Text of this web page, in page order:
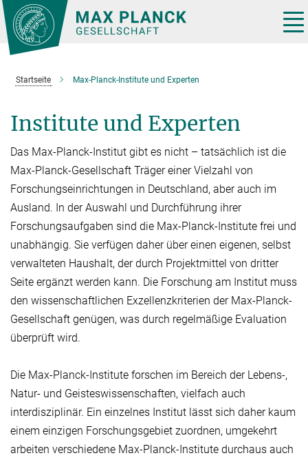
Hauptinhalt
Startseite Max-Planck-Institute und Experten
Institute und Experten
Das Max-Planck-Institut gibt es nicht – tatsächlich ist die
Max-Planck-Gesellschaft Träger einer Vielzahl von
Forschungseinrichtungen in Deutschland, aber auch im
Ausland. In der Auswahl und Durchführung ihrer
Forschungsaufgaben sind die Max-Planck-Institute frei und
unabhän­gig. Sie verfügen daher über einen eige­nen, selbst
verwalteten Haushalt, der durch Projektmit­tel von dritter
Seite er­gänzt werden kann. Die Forschung am Institut muss
den wissen­schaftlichen Exzellenzkriterien der Max-Planck-
Gesellschaft genügen, was durch regelmäßige Evaluation
überprüft wird.
Die Max-Planck-Institute forschen im Bereich der Lebens-,
Natur- und Geisteswissen­schaften, vielfach auch
interdisziplinär. Ein einzelnes Institut lässt sich daher kaum
einem einzigen Forschungsgebiet zuordnen, umgekehrt
arbeiten verschiedene Max-Planck-Institute durchaus auch